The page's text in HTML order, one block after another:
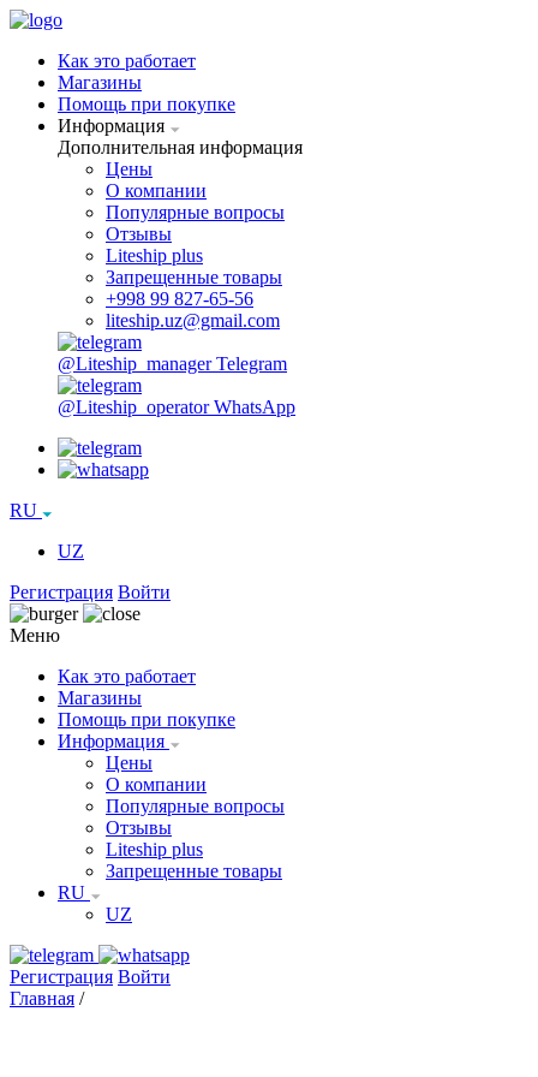
Как это работает
Магазины
Помощь при покупке
Информация
Дополнительная информация
Цены
О компании
Популярные вопросы
Отзывы
Liteship plus
Запрещенные товары
+998 99 827-65-56
liteship.uz@gmail.com
@Liteship_manager Telegram
@Liteship_operator WhatsApp
RU
UZ
Регистрация Войти
Меню
Как это работает
Магазины
Помощь при покупке
Информация
Цены
О компании
Популярные вопросы
Отзывы
Liteship plus
Запрещенные товары
RU
UZ
Регистрация Войти
Главная /